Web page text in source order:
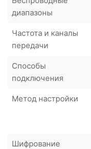
диапазоны
Частота и каналы
передачи
Способы
подключения
Метод настройки
Шифрование